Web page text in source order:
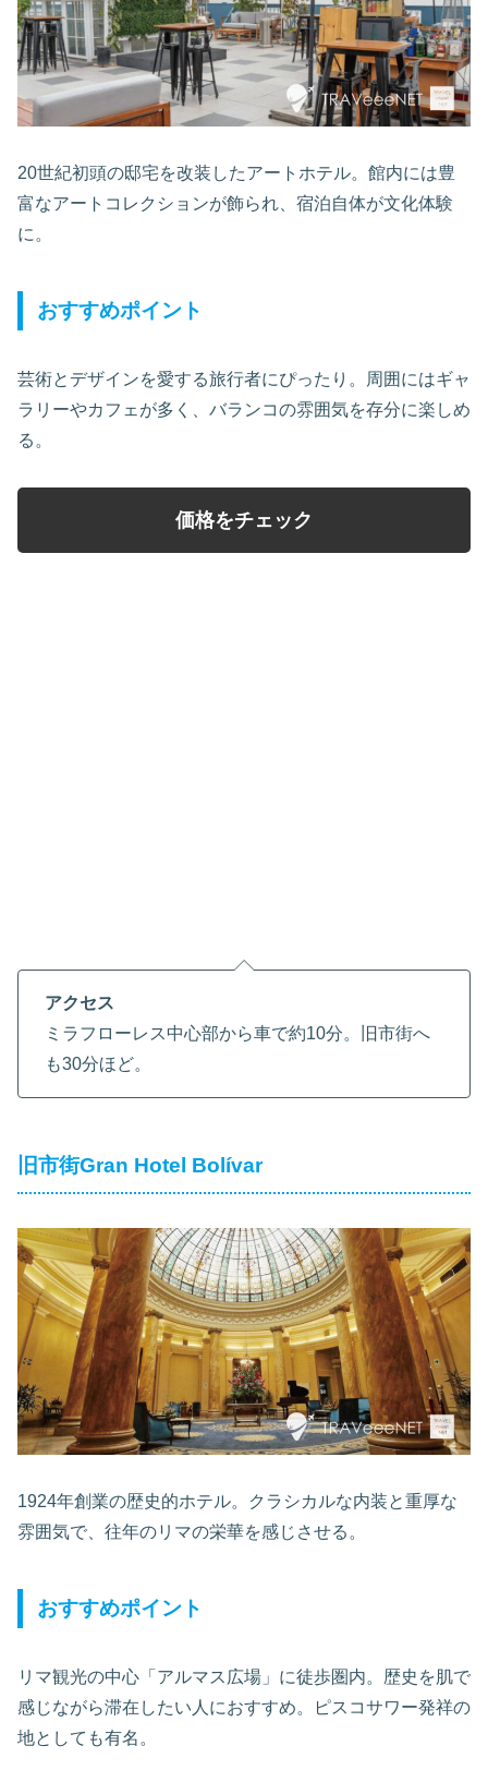
20世紀初頭の邸宅を改装したアートホテル。館内には豊
富なアートコレクションが飾られ、宿泊自体が文化体験
に。
おすすめポイント
芸術とデザインを愛する旅行者にぴったり。周囲にはギャ
ラリーやカフェが多く、バランコの雰囲気を存分に楽しめ
る。
価格をチェック
アクセス
ミラフローレス中心部から車で約10分。旧市街へ
も30分ほど。
旧市街Gran Hotel Bolívar
1924年創業の歴史的ホテル。クラシカルな内装と重厚な
雰囲気で、往年のリマの栄華を感じさせる。
おすすめポイント
リマ観光の中心「アルマス広場」に徒歩圏内。歴史を肌で
感じながら滞在したい人におすすめ。ピスコサワー発祥の
地としても有名。